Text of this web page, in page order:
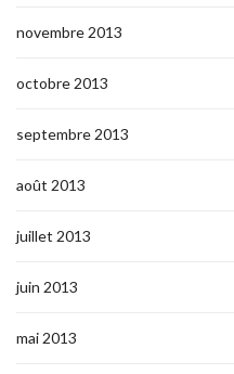
novembre 2013
octobre 2013
septembre 2013
août 2013
juillet 2013
juin 2013
mai 2013